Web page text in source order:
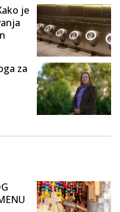
je
za